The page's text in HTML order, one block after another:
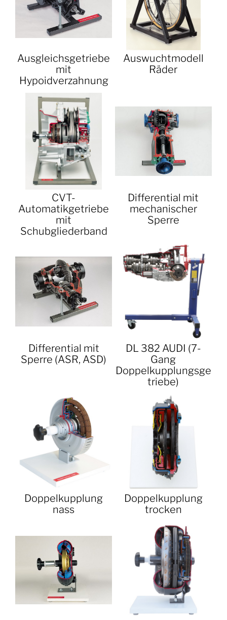
Ausgleichsgetriebe
mit
Hypoidverzahnung
Auswuchtmodell
Räder
CVT-
Automatikgetriebe
mit
Schubgliederband
Differential mit
mechanischer
Sperre
Differential mit
Sperre (ASR, ASD)
DL 382 AUDI (7-
Gang
Doppelkupplungsge
triebe)
Doppelkupplung
nass
Doppelkupplung
trocken